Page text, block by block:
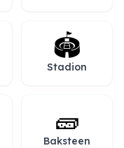
🏟️
Stadion
🧱
Baksteen